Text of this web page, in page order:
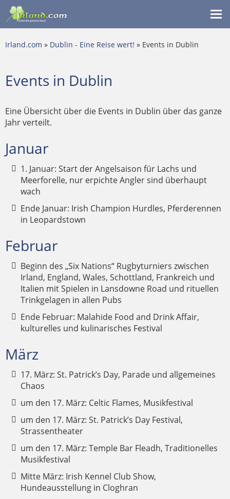
Irland.com » Dublin - Eine Reise wert! » Events in Dublin
Events in Dublin
Eine Übersicht über die Events in Dublin über das ganze
Jahr verteilt.
Januar
1. Januar: Start der Angelsaison für Lachs und
Meerforelle, nur erpichte Angler sind überhaupt
wach
Ende Januar: Irish Champion Hurdles, Pferderennen
in Leopardstown
Februar
Beginn des „Six Nations“ Rugbyturniers zwischen
Irland, England, Wales, Schottland, Frankreich und
Italien mit Spielen in Lansdowne Road und rituellen
Trinkgelagen in allen Pubs
Ende Februar: Malahide Food and Drink Affair,
kulturelles und kulinarisches Festival
März
17. März: St. Patrick’s Day, Parade und allgemeines
Chaos
um den 17. März: Celtic Flames, Musikfestival
um den 17. März: St. Patrick’s Day Festival,
Strassentheater
um den 17. März: Temple Bar Fleadh, Traditionelles
Musikfestival
Mitte März: Irish Kennel Club Show,
Hundeausstellung in Cloghran